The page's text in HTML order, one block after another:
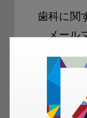
歯科に関
メール
ご登録いた
科衛生士、